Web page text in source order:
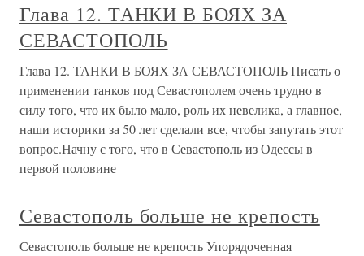
Глава 12. ТАНКИ В БОЯХ ЗА
СЕВАСТОПОЛЬ
Глава 12. ТАНКИ В БОЯХ ЗА СЕВАСТОПОЛЬ Писать о
применении танков под Севастополем очень трудно в
силу того, что их было мало, роль их невелика, а главное,
наши историки за 50 лет сделали все, чтобы запутать этот
вопрос.Начну с того, что в Севастополь из Одессы в
первой половине
Севастополь больше не крепость
Севастополь больше не крепость Упорядоченная